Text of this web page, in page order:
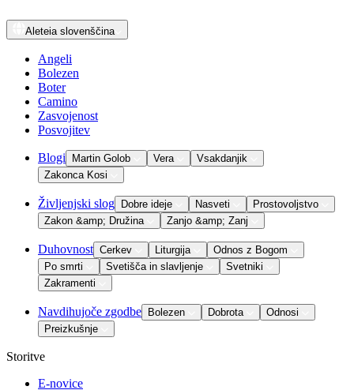
Aleteia slovenščina
Angeli
Bolezen
Boter
Camino
Zasvojenost
Posvojitev
Blogi Martin Golob Vera
Vsakdanjik
Zakonca Kosi
Življenjski slog Dobre ideje Nasveti
Prostovoljstvo
Zakon &amp; Družina
Zanjo &amp; Zanj
Duhovnost Cerkev Liturgija
Odnos z Bogom
Po smrti
Svetišča in slavljenje
Svetniki
Zakramenti
Navdihujoče zgodbe Bolezen Dobrota
Odnosi
Preizkušnje
Storitve
E-novice